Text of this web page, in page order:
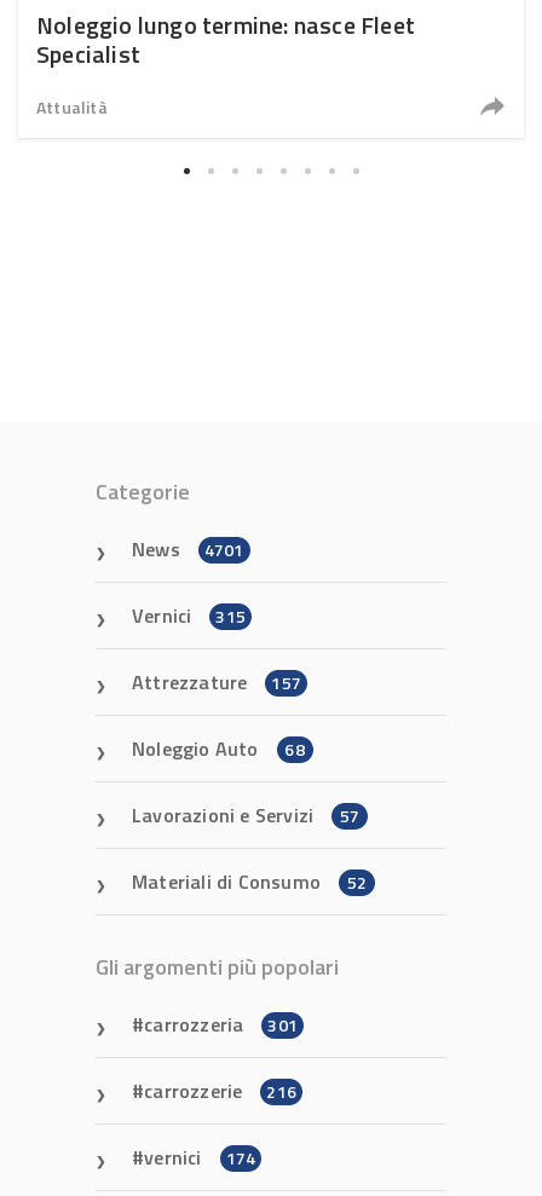
Noleggio lungo termine: nasce Fleet
Specialist
Attualità
Categorie
News 4701
Vernici 315
Attrezzature 157
Noleggio Auto 68
Lavorazioni e Servizi 57
Materiali di Consumo 52
Gli argomenti più popolari
carrozzeria 301
carrozzerie 216
vernici 174